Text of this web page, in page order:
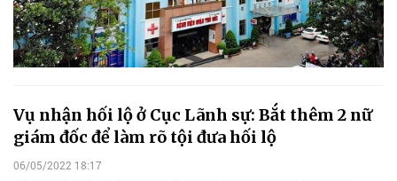
Vụ nhận hối lộ ở Cục Lãnh sự: Bắt thêm 2 nữ
giám đốc để làm rõ tội đưa hối lộ
06/05/2022 18:17